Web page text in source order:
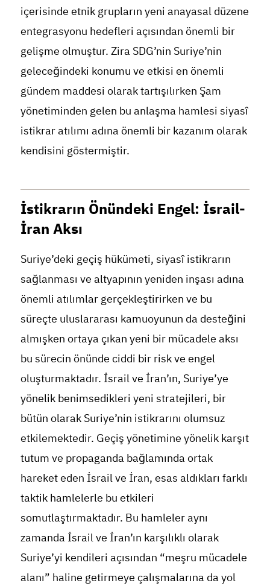
içerisinde etnik grupların yeni anayasal düzene
entegrasyonu hedefleri açısından önemli bir
gelişme olmuştur. Zira SDG’nin Suriye’nin
geleceğindeki konumu ve etkisi en önemli
gündem maddesi olarak tartışılırken Şam
yönetiminden gelen bu anlaşma hamlesi siyasî
istikrar atılımı adına önemli bir kazanım olarak
kendisini göstermiştir.
İstikrarın Önündeki Engel: İsrail-
İran Aksı
Suriye’deki geçiş hükümeti, siyasî istikrarın
sağlanması ve altyapının yeniden inşası adına
önemli atılımlar gerçekleştirirken ve bu
süreçte uluslararası kamuoyunun da desteğini
almışken ortaya çıkan yeni bir mücadele aksı
bu sürecin önünde ciddi bir risk ve engel
oluşturmaktadır. İsrail ve İran’ın, Suriye’ye
yönelik benimsedikleri yeni stratejileri, bir
bütün olarak Suriye’nin istikrarını olumsuz
etkilemektedir. Geçiş yönetimine yönelik karşıt
tutum ve propaganda bağlamında ortak
hareket eden İsrail ve İran, esas aldıkları farklı
taktik hamlelerle bu etkileri
somutlaştırmaktadır. Bu hamleler aynı
zamanda İsrail ve İran’ın karşılıklı olarak
Suriye’yi kendileri açısından “meşru mücadele
alanı” haline getirmeye çalışmalarına da yol